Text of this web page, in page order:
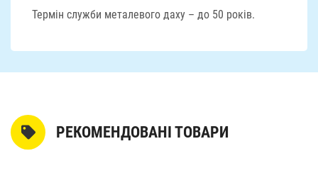
Термін служби металевого даху – до 50 років.
РЕКОМЕНДОВАНІ ТОВАРИ